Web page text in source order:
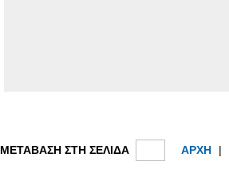
ΜΕΤΑΒΑΣΗ ΣΤΗ ΣΕΛΙΔΑ ΑΡΧΗ |